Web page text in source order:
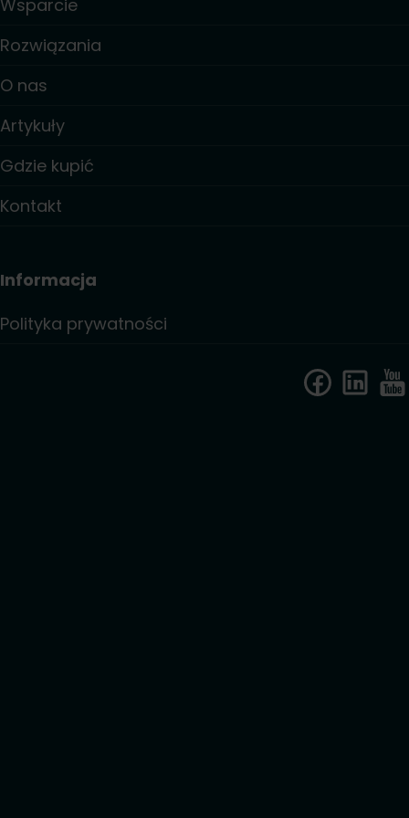
Wsparcie
Rozwiązania
O nas
Artykuły
Gdzie kupić
Kontakt
Informacja
Polityka prywatności